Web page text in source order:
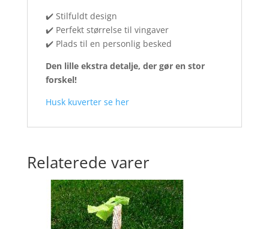
✔️ Stilfuldt design
✔️ Perfekt størrelse til vingaver
✔️ Plads til en personlig besked
Den lille ekstra detalje, der gør en stor
forskel!
Husk kuverter se her
Relaterede varer